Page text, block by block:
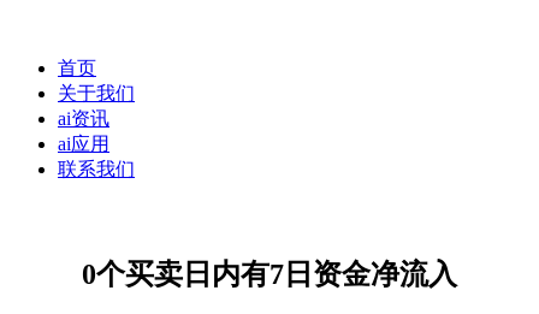
首页
关于我们
ai资讯
ai应用
联系我们
0个买卖日内有7日资金净流入